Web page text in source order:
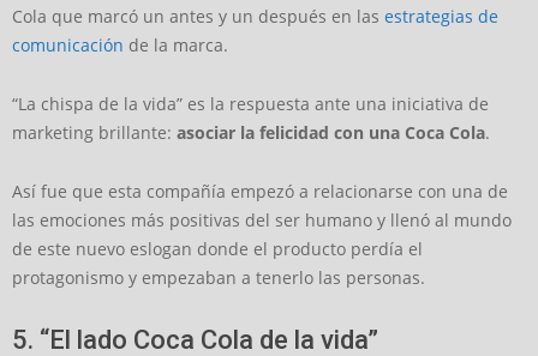
Cola que marcó un antes y un después en las estrategias de
comunicación de la marca.
“La chispa de la vida” es la respuesta ante una iniciativa de
marketing brillante: asociar la felicidad con una Coca Cola.
Así fue que esta compañía empezó a relacionarse con una de
las emociones más positivas del ser humano y llenó al mundo
de este nuevo eslogan donde el producto perdía el
protagonismo y empezaban a tenerlo las personas.
5. “El lado Coca Cola de la vida”